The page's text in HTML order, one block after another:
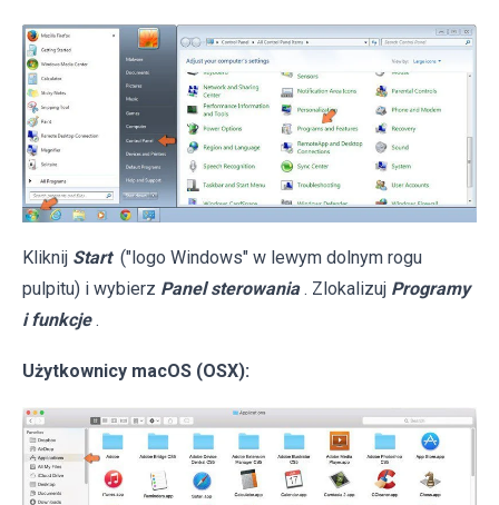
Kliknij Start ("logo Windows" w lewym dolnym rogu
pulpitu) i wybierz Panel sterowania . Zlokalizuj Programy
i funkcje .
Użytkownicy macOS (OSX):